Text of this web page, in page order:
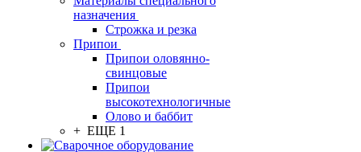
назначения
Строжка и резка
Припои
Припои оловянно-
свинцовые
Припои
высокотехнологичные
Олово и баббит
+ ЕЩЕ 1